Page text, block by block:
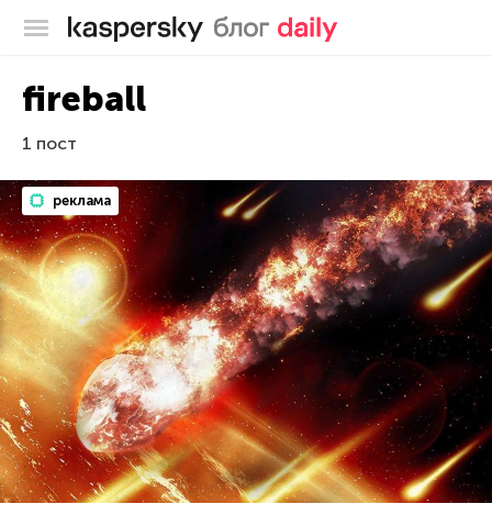
Блог Касперского
fireball
1 пост
реклама